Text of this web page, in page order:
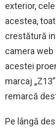
exterior,
acestea,
crestătură
camera web
acestei
marcaj
remarcă
Pe lângă